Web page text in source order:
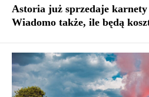
Astoria już sprzedaje karnety
Wiadomo także, ile będą